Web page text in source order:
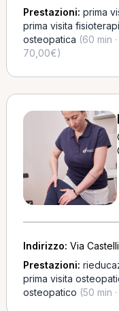
Prestazioni: prima
prima visita
osteopatica (60 min
70,00€)
Indirizzo: Via
Prestazioni:
prima visita
osteopatico (50 min